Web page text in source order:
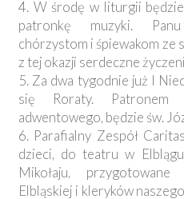
4. W środę w liturgii
patronkę muzyki.
chórzystom i śpiewakom ze
z tej okazji serdeczne
5. Za dwa tygodnie już I
się Roraty. Patronem
adwentowego, będzie św.
6. Parafialny Zespół
dzieci, do teatru w
Mikołaju,
Elbląskiej i kleryków